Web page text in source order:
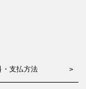
・支払方法